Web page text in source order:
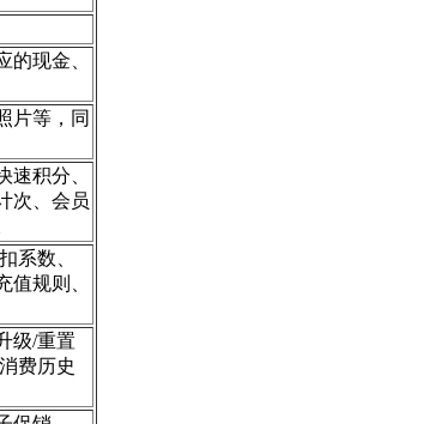
的现金、
片等，同
积分、
次、会员
系数、
规则、
级/重置
费历史